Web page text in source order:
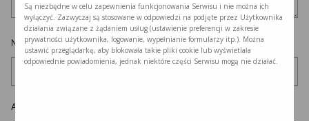
Nazwa*
Adres e-mail
Są niezbędne w celu zapewnienia funkcjonowania Serwisu i nie można ich
wyłączyć. Zazwyczaj są stosowane w odpowiedzi na podjęte przez Użytkownika
działania związane z żądaniem usług (ustawienie preferencji w zakresie
prywatności użytkownika, logowanie, wypełnianie formularzy itp.). Można
ustawić przeglądarkę, aby blokowała takie pliki cookie lub wyświetlała
odpowiednie powiadomienia, jednak niektóre części Serwisu mogą nie działać.